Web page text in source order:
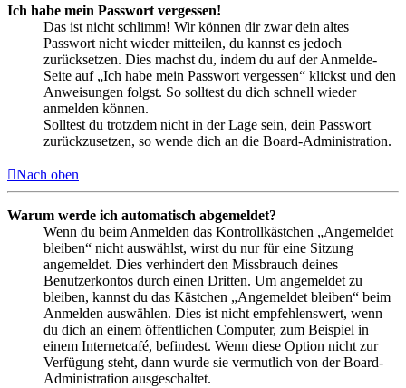
Ich habe mein Passwort vergessen!
Das ist nicht schlimm! Wir können dir zwar dein altes
Passwort nicht wieder mitteilen, du kannst es jedoch
zurücksetzen. Dies machst du, indem du auf der Anmelde-
Seite auf „Ich habe mein Passwort vergessen“ klickst und den
Anweisungen folgst. So solltest du dich schnell wieder
anmelden können.
Solltest du trotzdem nicht in der Lage sein, dein Passwort
zurückzusetzen, so wende dich an die Board-Administration.
Nach oben
Warum werde ich automatisch abgemeldet?
Wenn du beim Anmelden das Kontrollkästchen „Angemeldet
bleiben“ nicht auswählst, wirst du nur für eine Sitzung
angemeldet. Dies verhindert den Missbrauch deines
Benutzerkontos durch einen Dritten. Um angemeldet zu
bleiben, kannst du das Kästchen „Angemeldet bleiben“ beim
Anmelden auswählen. Dies ist nicht empfehlenswert, wenn
du dich an einem öffentlichen Computer, zum Beispiel in
einem Internetcafé, befindest. Wenn diese Option nicht zur
Verfügung steht, dann wurde sie vermutlich von der Board-
Administration ausgeschaltet.